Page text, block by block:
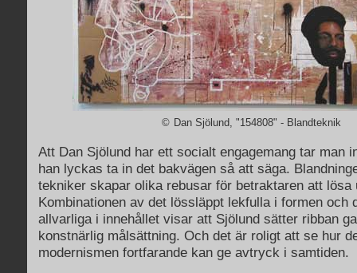
© Dan Sjölund, "154808" - Blandteknik
Att Dan Sjölund har ett socialt engagemang tar man
han lyckas ta in det bakvägen så att säga.
tekniker skapar olika rebusar för betraktaren att lösa
Kombinationen av det lössläppt lekfulla i formen och
allvarliga i innehållet visar att Sjölund sätter ribban
konstnärlig målsättning. Och det är roligt att se hur
modernismen fortfarande kan ge avtryck i samtiden.